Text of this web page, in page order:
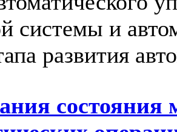
системы и
развития
состояния